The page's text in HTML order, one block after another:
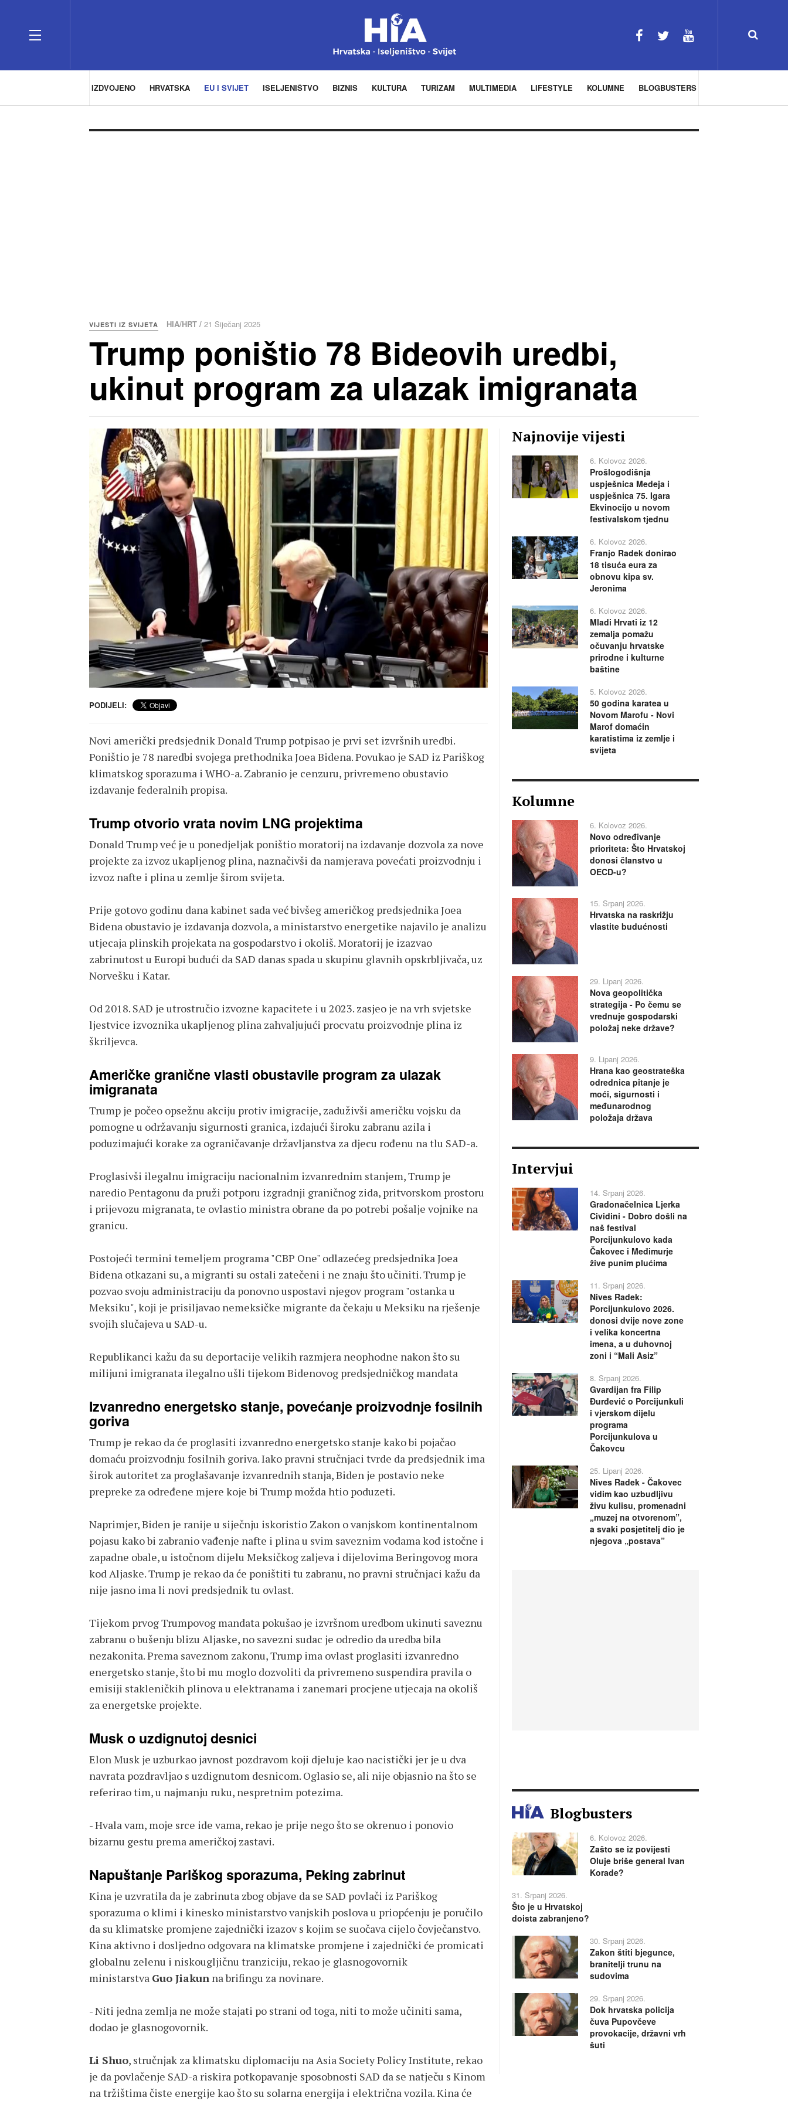
IZDVOJENO HRVATSKA EU I SVIJET ISELJENIŠTVO BIZNIS KULTURA TURIZAM MULTIMEDIA LIFESTYLE KOLUMNE BLOGBUSTERS
VIJESTI IZ SVIJETA HIA/HRT / 21 Siječanj 2025
Trump poništio 78 Bideovih uredbi,
ukinut program za ulazak imigranata
PODIJELI:
Novi američki predsjednik Donald Trump potpisao je prvi set izvršnih uredbi.
Poništio je 78 naredbi svojega prethodnika Joea Bidena. Povukao je SAD iz Pariškog
klimatskog sporazuma i WHO-a. Zabranio je cenzuru, privremeno obustavio
izdavanje federalnih propisa.
Trump otvorio vrata novim LNG projektima
Donald Trump već je u ponedjeljak poništio moratorij na izdavanje dozvola za nove
projekte za izvoz ukapljenog plina, naznačivši da namjerava povećati proizvodnju i
izvoz nafte i plina u zemlje širom svijeta.
Prije gotovo godinu dana kabinet sada već bivšeg američkog predsjednika Joea
Bidena obustavio je izdavanja dozvola, a ministarstvo energetike najavilo je analizu
utjecaja plinskih projekata na gospodarstvo i okoliš. Moratorij je izazvao
zabrinutost u Europi budući da SAD danas spada u skupinu glavnih opskrbljivača, uz
Norvešku i Katar.
Od 2018. SAD je utrostručio izvozne kapacitete i u 2023. zasjeo je na vrh svjetske
ljestvice izvoznika ukapljenog plina zahvaljujući procvatu proizvodnje plina iz
škriljevca.
Američke granične vlasti obustavile program za ulazak
imigranata
Trump je počeo opsežnu akciju protiv imigracije, zaduživši američku vojsku da
pomogne u održavanju sigurnosti granica, izdajući široku zabranu azila i
poduzimajući korake za ograničavanje državljanstva za djecu rođenu na tlu SAD-a.
Proglasivši ilegalnu imigraciju nacionalnim izvanrednim stanjem, Trump je
naredio Pentagonu da pruži potporu izgradnji graničnog zida, pritvorskom prostoru
i prijevozu migranata, te ovlastio ministra obrane da po potrebi pošalje vojnike na
granicu.
Postojeći termini temeljem programa "CBP One" odlazećeg predsjednika Joea
Bidena otkazani su, a migranti su ostali zatečeni i ne znaju što učiniti. Trump je
pozvao svoju administraciju da ponovno uspostavi njegov program "ostanka u
Meksiku", koji je prisiljavao nemeksičke migrante da čekaju u Meksiku na rješenje
svojih slučajeva u SAD-u.
Republikanci kažu da su deportacije velikih razmjera neophodne nakon što su
milijuni imigranata ilegalno ušli tijekom Bidenovog predsjedničkog mandata
Izvanredno energetsko stanje, povećanje proizvodnje fosilnih
goriva
Trump je rekao da će proglasiti izvanredno energetsko stanje kako bi pojačao
domaću proizvodnju fosilnih goriva. Iako pravni stručnjaci tvrde da predsjednik ima
širok autoritet za proglašavanje izvanrednih stanja, Biden je postavio neke
prepreke za određene mjere koje bi Trump možda htio poduzeti.
Naprimjer, Biden je ranije u siječnju iskoristio Zakon o vanjskom kontinentalnom
pojasu kako bi zabranio vađenje nafte i plina u svim saveznim vodama kod istočne i
zapadne obale, u istočnom dijelu Meksičkog zaljeva i dijelovima Beringovog mora
kod Aljaske. Trump je rekao da će poništiti tu zabranu, no pravni stručnjaci kažu da
nije jasno ima li novi predsjednik tu ovlast.
Tijekom prvog Trumpovog mandata pokušao je izvršnom uredbom ukinuti saveznu
zabranu o bušenju blizu Aljaske, no savezni sudac je odredio da uredba bila
nezakonita. Prema saveznom zakonu, Trump ima ovlast proglasiti izvanredno
energetsko stanje, što bi mu moglo dozvoliti da privremeno suspendira pravila o
emisiji stakleničkih plinova u elektranama i zanemari procjene utjecaja na okoliš
za energetske projekte.
Musk o uzdignutoj desnici
Elon Musk je uzburkao javnost pozdravom koji djeluje kao nacistički jer je u dva
navrata pozdravljao s uzdignutom desnicom. Oglasio se, ali nije objasnio na što se
referirao tim, u najmanju ruku, nespretnim potezima.
- Hvala vam, moje srce ide vama, rekao je prije nego što se okrenuo i ponovio
bizarnu gestu prema američkoj zastavi.
Napuštanje Pariškog sporazuma, Peking zabrinut
Kina je uzvratila da je zabrinuta zbog objave da se SAD povlači iz Pariškog
sporazuma o klimi i kinesko ministarstvo vanjskih poslova u priopćenju je poručilo
da su klimatske promjene zajednički izazov s kojim se suočava cijelo čovječanstvo.
Kina aktivno i dosljedno odgovara na klimatske promjene i zajednički će promicati
globalnu zelenu i niskougljičnu tranziciju, rekao je glasnogovornik
ministarstva Guo Jiakun na brifingu za novinare.
- Niti jedna zemlja ne može stajati po strani od toga, niti to može učiniti sama,
dodao je glasnogovornik.
Li Shuo, stručnjak za klimatsku diplomaciju na Asia Society Policy Institute, rekao
je da povlačenje SAD-a riskira potkopavanje sposobnosti SAD da se natječu s Kinom
na tržištima čiste energije kao što su solarna energija i električna vozila. Kina će
Najnovije vijesti
6. Kolovoz 2026.
Prošlogodišnja
uspješnica Medeja i
uspješnica 75. Igara
Ekvinocijo u novom
festivalskom tjednu
6. Kolovoz 2026.
Franjo Radek donirao
18 tisuća eura za
obnovu kipa sv.
Jeronima
6. Kolovoz 2026.
Mladi Hrvati iz 12
zemalja pomažu
očuvanju hrvatske
prirodne i kulturne
baštine
5. Kolovoz 2026.
50 godina karatea u
Novom Marofu - Novi
Marof domaćin
karatistima iz zemlje i
svijeta
Kolumne
6. Kolovoz 2026.
Novo određivanje
prioriteta: Što Hrvatskoj
donosi članstvo u
OECD-u?
15. Srpanj 2026.
Hrvatska na raskrižju
vlastite budućnosti
29. Lipanj 2026.
Nova geopolitička
strategija - Po čemu se
vrednuje gospodarski
položaj neke države?
9. Lipanj 2026.
Hrana kao geostrateška
odrednica pitanje je
moći, sigurnosti i
međunarodnog
položaja država
Intervjui
14. Srpanj 2026.
Gradonačelnica Ljerka
Cividini - Dobro došli na
naš festival
Porcijunkulovo kada
Čakovec i Međimurje
žive punim plućima
11. Srpanj 2026.
Nives Radek:
Porcijunkulovo 2026.
donosi dvije nove zone
i velika koncertna
imena, a u duhovnoj
zoni i “Mali Asiz”
8. Srpanj 2026.
Gvardijan fra Filip
Đurđević o Porcijunkuli
i vjerskom dijelu
programa
Porcijunkulova u
Čakovcu
25. Lipanj 2026.
Nives Radek - Čakovec
vidim kao uzbudljivu
živu kulisu, promenadni
„muzej na otvorenom”,
a svaki posjetitelj dio je
njegova „postava”
Blogbusters
6. Kolovoz 2026.
Zašto se iz povijesti
Oluje briše general Ivan
Korade?
31. Srpanj 2026.
Što je u Hrvatskoj
doista zabranjeno?
30. Srpanj 2026.
Zakon štiti bjegunce,
branitelji trunu na
sudovima
29. Srpanj 2026.
Dok hrvatska policija
čuva Pupovčeve
provokacije, državni vrh
šuti